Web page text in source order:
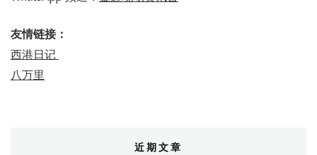
友情链接：
西港日记
八万里
近期文章